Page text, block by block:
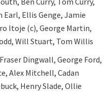
Earl, Ellis Genge, Jamie
Itoje (c), George Martin,
Will Stuart, Tom Willis
Dingwall, George Ford,
Alex Mitchell, Cadan
Henry Slade, Ollie